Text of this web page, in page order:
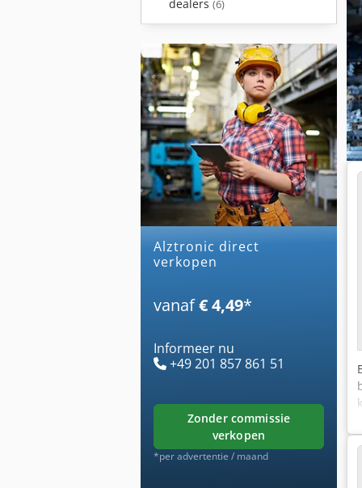
dealers (6)
alztronic direct
verkopen
vanaf€ 4,49*
Informeer nu
+49 201 857 861 51
zonder commissie
verkopen
*per advertentie / maand